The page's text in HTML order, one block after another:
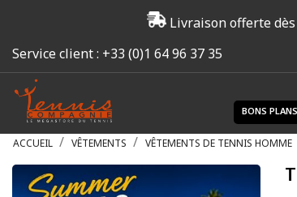
Livraison offerte
Service client : +33 (0)1 64 96 37 35
BONS PLANS
ACCUEIL VÊTEMENTS VÊTEMENTS DE TENNIS HOMME